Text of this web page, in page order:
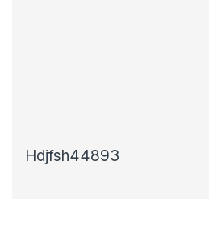
Hdjfsh44893